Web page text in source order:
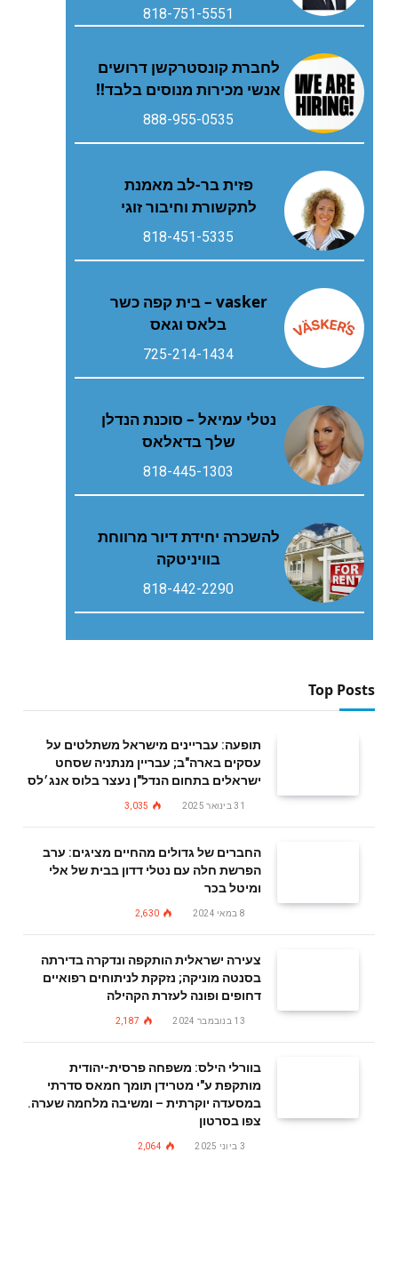
818-751-5551
לחברת קונסטרקשן דרושים
אנשי מכירות מנוסים בלבד!!
888-955-0535
פזית בר-לב מאמנת
לתקשורת וחיבור זוגי
818-451-5335
vasker – בית קפה כשר
בלאס וגאס
725-214-1434
נטלי עמיאל – סוכנת הנדלן
שלך בדאלאס
818-445-1303
להשכרה יחידת דיור מרווחת
בוויניטקה
818-442-2290
Top Posts
תופעה: עבריינים מישראל משתלטים על
עסקים בארה"ב; עבריין מנתניה שסחט
ישראלים בתחום הנדל"ן נעצר בלוס אנג׳לס
31 בינואר 2025 3,035
החברים של גדולים מהחיים מציגים: ערב
הפרשת חלה עם נטלי דדון בבית של אלי
ומיטל בכר
8 במאי 2024 2,630
צעירה ישראלית הותקפה ונדקרה בדירתה
בסנטה מוניקה; נזקקת לניתוחים רפואיים
דחופים ופונה לעזרת הקהילה
13 בנובמבר 2024 2,187
בוורלי הילס: משפחה פרסית-יהודית
מותקפת ע"י מטרידן תומך חמאס סדרתי
במסעדה יוקרתית – ומשיבה מלחמה שערה.
צפו בסרטון
3 ביוני 2025 2,064